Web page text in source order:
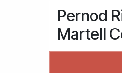
Pernod
Martell